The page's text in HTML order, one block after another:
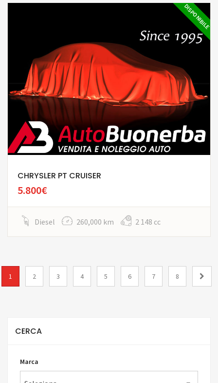
DISPONIBILE
CHRYSLER PT CRUISER
5.800€
Diesel 260,000 km 2 148 cc
1 2 3 4 5 6 7 8
CERCA
Marca